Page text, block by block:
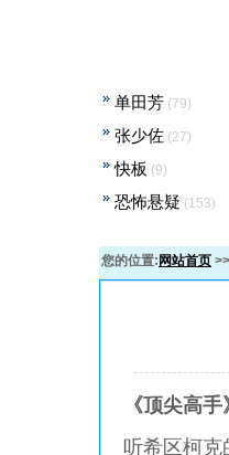
单田芳 (79)
张少佐 (27)
快板 (9)
恐怖悬疑 (153)
您的位置: 网站首页 >>
《顶尖高
听希区柯克